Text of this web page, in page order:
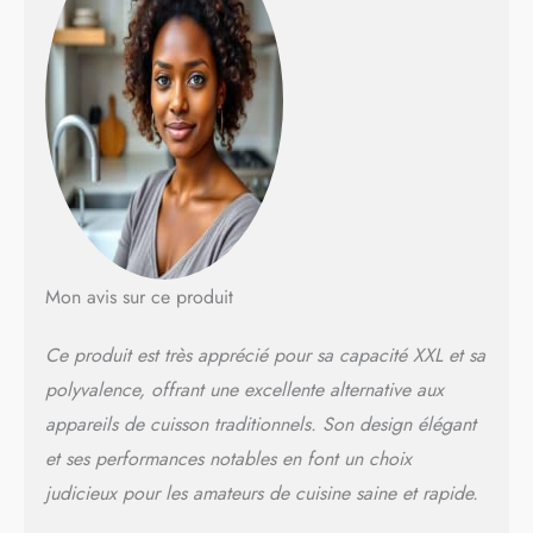
panier rotatif pour une
cuisson uniforme et
rapide, mode
décongélation et
cuisson du pain FACILE
À UTILISER | Porte à
double vitrage,
ouverture verticale de la
pratique à utiliser et
facile à nettoyer Les
récipients et accessoires
passent au lave-vaisselle
DIMENSIONS ET
Dimensions : longueur
Mon avis sur ce produit
Ce produit est très apprécié pour sa capacité XXL et sa
polyvalence, offrant une excellente alternative aux
appareils de cuisson traditionnels. Son design élégant
et ses performances notables en font un choix
judicieux pour les amateurs de cuisine saine et rapide.